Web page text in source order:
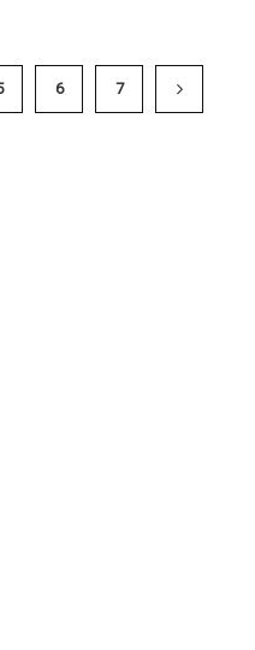
6 7